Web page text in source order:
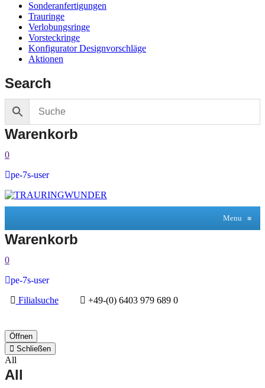
Sonderanfertigungen
Trauringe
Verlobungsringe
Vorsteckringe
Konfigurator Designvorschläge
Aktionen
Search
Warenkorb
0
pe-7s-user
Menu ≡
Warenkorb
0
pe-7s-user
Filialsuche
+49-(0) 6403 979 689 0
Öffnen
Schließen
All
All